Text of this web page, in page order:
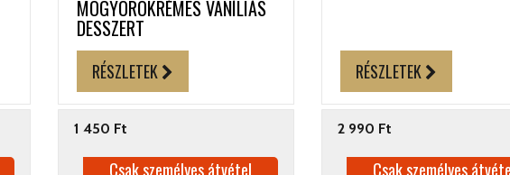
MOGYORÓKRÉMES VANÍLIÁS
DESSZERT
RÉSZLETEK
1 450 Ft
Csak személyes átvétel
RÉSZLETEK
2 990 Ft
Csak személyes